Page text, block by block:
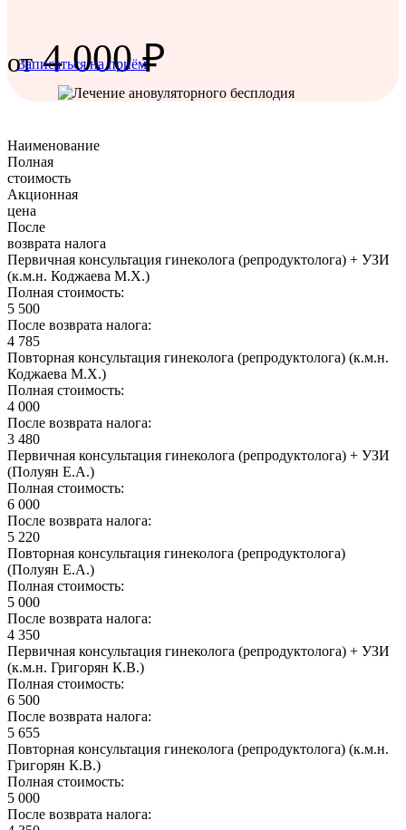
от4 000 ₽
Записаться на приём
Наименование
Полная
стоимость
Акционная
цена
После
возврата налога
Первичная консультация гинеколога (репродуктолога) + УЗИ
(к.м.н. Коджаева М.Х.)
Полная стоимость:
5 500
После возврата налога:
4 785
Повторная консультация гинеколога (репродуктолога) (к.м.н.
Коджаева М.Х.)
Полная стоимость:
4 000
После возврата налога:
3 480
Первичная консультация гинеколога (репродуктолога) + УЗИ
(Полуян Е.А.)
Полная стоимость:
6 000
После возврата налога:
5 220
Повторная консультация гинеколога (репродуктолога)
(Полуян Е.А.)
Полная стоимость:
5 000
После возврата налога:
4 350
Первичная консультация гинеколога (репродуктолога) + УЗИ
(к.м.н. Григорян К.В.)
Полная стоимость:
6 500
После возврата налога:
5 655
Повторная консультация гинеколога (репродуктолога) (к.м.н.
Григорян К.В.)
Полная стоимость:
5 000
После возврата налога: